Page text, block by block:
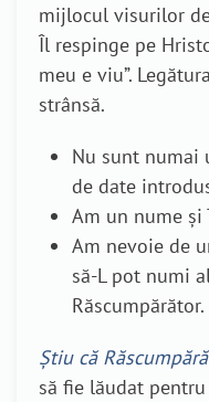
mijlocul visurilor
Îl respinge pe
meu e viu”.
strânsă.
Nu sunt numai
de date
Am un nume și
Am nevoie de
să-L pot numi
Răscumpărător.
Știu că
să fie lăudat